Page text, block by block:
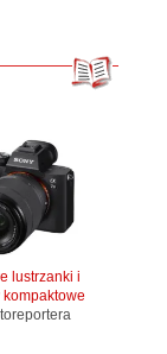
lustrzanki i